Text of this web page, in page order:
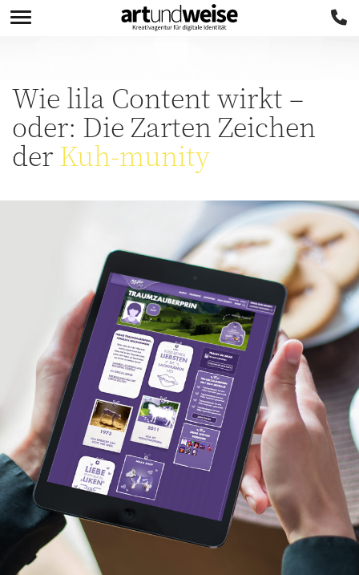
Wie lila Content wirkt –
oder: Die Zarten Zeichen
derKuh-munity